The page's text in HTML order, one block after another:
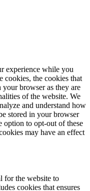
experience while you
cookies, the cookies that
your browser as they are
of the website. We
and understand how
stored in your browser
option to opt-out of these
may have an effect
for the website to
cookies that ensures